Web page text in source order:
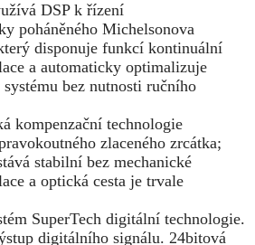
DSP k řízení
poháněného Michelsonova
disponuje funkcí kontinuální
a automaticky optimalizuje
bez nutnosti ručního
kompenzační technologie
zlaceného zrcátka;
stabilní bez mechanické
a optická cesta je trvale
SuperTech digitální technologie.
digitálního signálu. 24bitová